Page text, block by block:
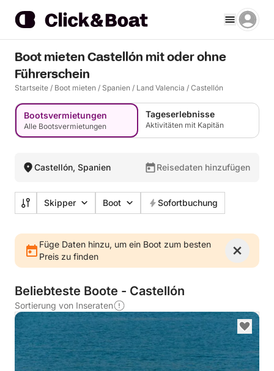
Boot mieten Castellón mit oder ohne
Führerschein
Startseite / Boot mieten / Spanien / Land Valencia / Castellón
Bootsvermietungen
Alle Bootsvermietungen
Tageserlebnisse
Aktivitäten mit Kapitän
Castellón, Spanien Reisedaten hinzufügen
Skipper Boot Sofortbuchung
Füge Daten hinzu, um ein Boot zum besten
Preis zu finden
Beliebteste Boote - Castellón
Sortierung von Inseraten